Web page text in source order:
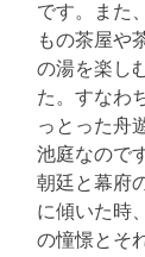
です。また
もの茶屋や
の湯を楽し
た。すなわ
っとった舟
池庭なので
朝廷と幕府
に傾いた時
の憧憬とそ